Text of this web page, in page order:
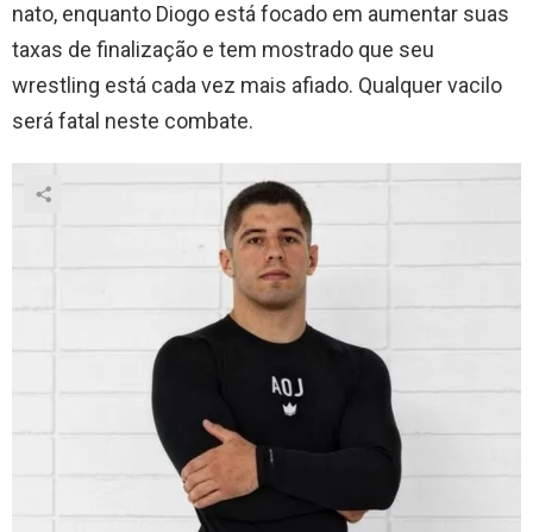
nato, enquanto Diogo está focado em aumentar suas
taxas de finalização e tem mostrado que seu
wrestling está cada vez mais afiado. Qualquer vacilo
será fatal neste combate.